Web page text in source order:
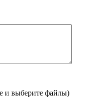
и выберите файлы)